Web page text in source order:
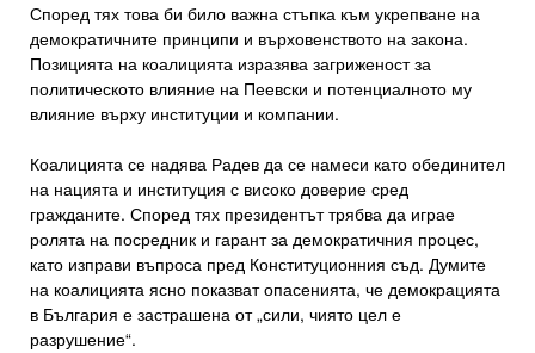
Според тях това би било важна стъпка към укрепване на
демократичните принципи и върховенството на закона.
Позицията на коалицията изразява загриженост за
политическото влияние на Пеевски и потенциалното му
влияние върху институции и компании.
Коалицията се надява Радев да се намеси като обединител
на нацията и институция с високо доверие сред
гражданите. Според тях президентът трябва да играе
ролята на посредник и гарант за демократичния процес,
като изправи въпроса пред Конституционния съд. Думите
на коалицията ясно показват опасенията, че демокрацията
в България е застрашена от „сили, чиято цел е
разрушение“.